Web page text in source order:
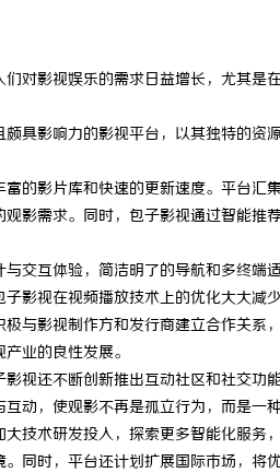
们对影视娱乐的需求日益增长，尤其
具影响力的影视平台，以其独特的资
的影片库和快速的更新速度。平台
影需求。同时，包子影视通过智能
交互体验，简洁明了的导航和多终
影视在视频播放技术上的优化大大减
与影视制作方和发行商建立合作关
业的良性发展。
影视还不断创新推出互动社区和社交
动，使观影不再是孤立行为，而是一
技术研发投入，探索更多智能化服
同时，平台还计划扩展国际市场，